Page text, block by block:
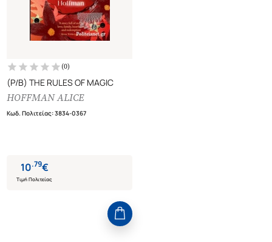
(0)
(P/B) THE RULES OF MAGIC
HOFFMAN ALICE
Κωδ. Πολιτείας:3834-0367
10.79€
Τιμή Πολιτείας